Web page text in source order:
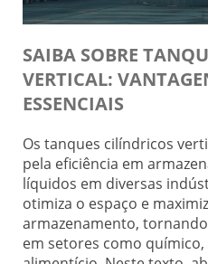
SAIBA SOBRE
VERTICAL:
ESSENCIAIS
Os tanques cilíndricos
pela eficiência em
líquidos em diversas
otimiza o espaço e
armazenamento,
em setores como